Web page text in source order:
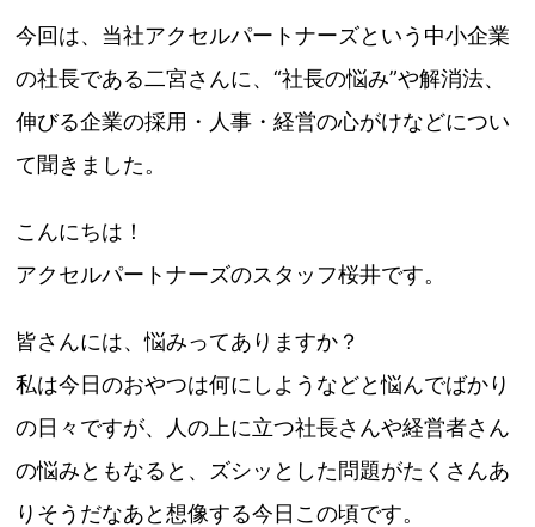
今回は、当社アクセルパートナーズという中小企業
の社長である二宮さんに、“社長の悩み”や解消法、
伸びる企業の採用・人事・経営の心がけなどについ
て聞きました。
こんにちは！
アクセルパートナーズのスタッフ桜井です。
皆さんには、悩みってありますか？
私は今日のおやつは何にしようなどと悩んでばかり
の日々ですが、人の上に立つ社長さんや経営者さん
の悩みともなると、ズシッとした問題がたくさんあ
りそうだなあと想像する今日この頃です。